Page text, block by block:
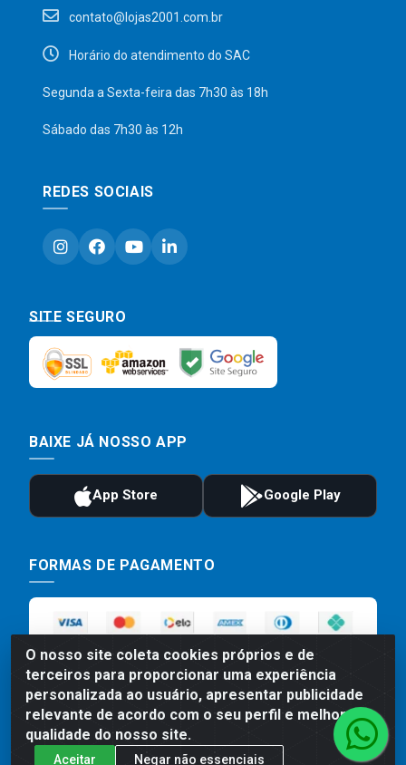
O nosso site coleta cookies próprios e de
terceiros para proporcionar uma experiência
personalizada ao usuário, apresentar publicidade
relevante de acordo com o seu perfil e melhorar a
qualidade do nosso site.
Aceitar Negar não essenciais
contato@lojas2001.com.br
Horário do atendimento do SAC
Segunda a Sexta-feira das 7h30 às 18h
Sábado das 7h30 às 12h
REDES SOCIAIS
SITE SEGURO
BAIXE JÁ NOSSO APP
FORMAS DE PAGAMENTO
Preços, promoções, condições de pagamento e frete são válidos